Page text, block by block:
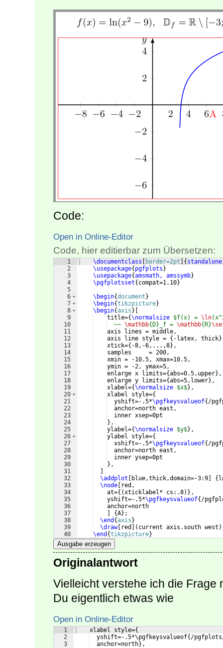
Code:
Open in Online-Editor
Code, hier editierbar zum Übersetzen:
1
2
3
4
5
6
7
8
9
10
11
12
13
14
15
16
17
18
19
20
21
22
23
24
25
26
27
28
29
30
31
32
33
34
35
36
37
38
39
40
41
\documentclass border=2pt { standalone
\usepackage{ pgfplots }
\usepackage{amsmath, amssymb}
\pgfplotsset{ compat=1.10}
\begin{document }
\begin{tikzpicture}
\begin{axis }
    title=
{\normalsize $f(x) = \ln
  ~~
\mathbb{D}_f = \mathbb{R}
    axis lines = middle,
    axis line style =
{ -latex, thick}
    xtick=
{ -8,-6,...,8} ,
    samples     = 200,
    xmin = -10.5, xmax=10.5,
    ymin = -2, ymax=5,
    enlarge x limits=
{abs=0.5,upper} ,
    enlarge y limits=
{abs=5,lower} ,
    xlabel=
{\normalsize $x$} ,
    xlabel style=
{
  yshift=-.5*
\pgfkeysvalueof{ /
  anchor=north east,
  inner xsep=0pt
} ,
    ylabel=
{\normalsize $y$} ,
    ylabel style=
{
  xshift=-.5*
\pgfkeysvalueof{ /
  anchor=north east,
  inner ysep=0pt
} ,
\addplot
blue,thick,domain=-3:9 {
\node
red,
    at=
{(xticklabel* cs:.8)} ,
    yshift=-.5*
\pgfkeysvalueof{ /
    anchor=north
{A} ;
\end {axis }
\draw[ red ( current axis.south west )
\end {tikzpicture}
\end{document
Ausgabe erzeugen
Originalantwort
Vielleicht verstehe ich die Frage
Du eigentlich etwas wie
Open in Online-Editor
1
2
3
    xlabel style={
yshift=-.5*\pgfkeysvalueof{/
  anchor=north},